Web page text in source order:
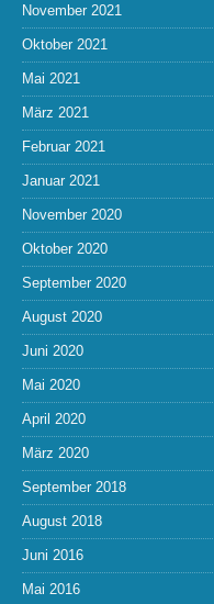
November 2021
Oktober 2021
Mai 2021
März 2021
Februar 2021
Januar 2021
November 2020
Oktober 2020
September 2020
August 2020
Juni 2020
Mai 2020
April 2020
März 2020
September 2018
August 2018
Juni 2016
Mai 2016